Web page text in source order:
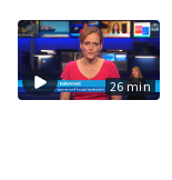
26 min